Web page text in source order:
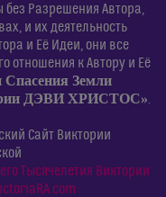
Разрешения Автора,
и их деятельность
и Её Идеи, они все
отношения к Автору и Её
Земли
ДЭВИ ХРИСТОС».
Сайт Виктории
Тысячелетия Виктории